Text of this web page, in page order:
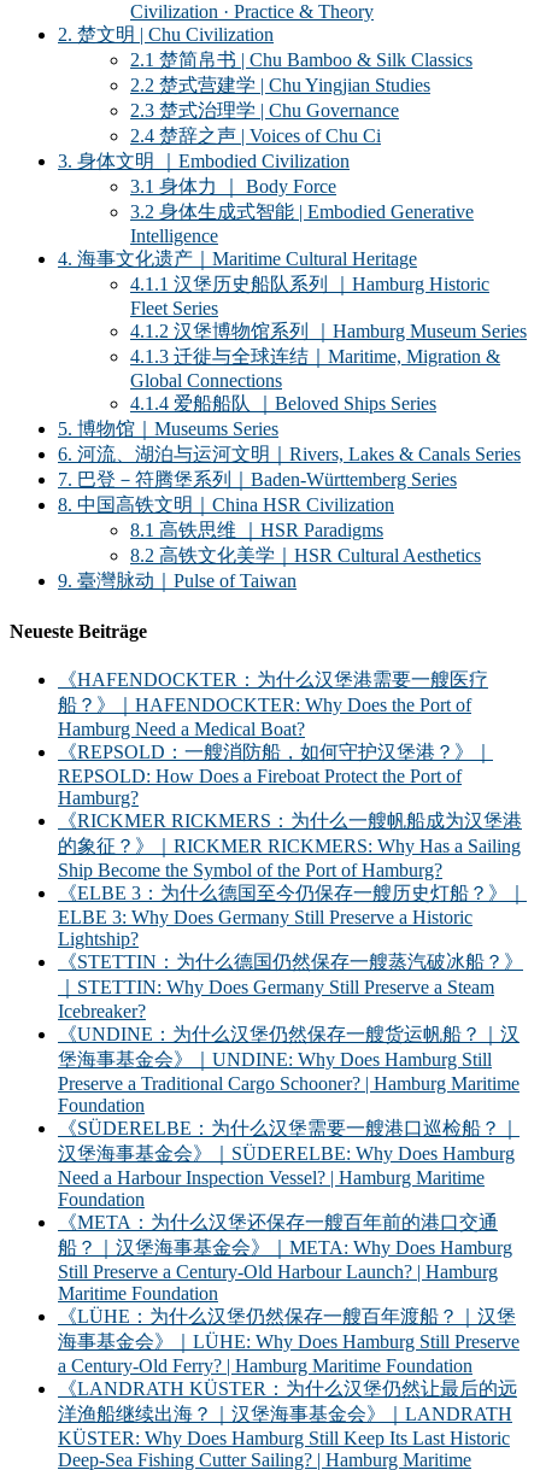
Civilization · Practice & Theory
2. 楚文明 | Chu Civilization
2.1 楚简帛书 | Chu Bamboo & Silk Classics
2.2 楚式营建学 | Chu Yingjian Studies
2.3 楚式治理学 | Chu Governance
2.4 楚辞之声 | Voices of Chu Ci
3. 身体文明 ｜Embodied Civilization
3.1 身体力 ｜ Body Force
3.2 身体生成式智能 | Embodied Generative
Intelligence
4. 海事文化遗产｜Maritime Cultural Heritage
4.1.1 汉堡历史船队系列 ｜Hamburg Historic
Fleet Series
4.1.2 汉堡博物馆系列 ｜Hamburg Museum Series
4.1.3 迁徙与全球连结｜Maritime, Migration &
Global Connections
4.1.4 爱船船队 ｜Beloved Ships Series
5. 博物馆｜Museums Series
6. 河流、湖泊与运河文明｜Rivers, Lakes & Canals Series
7. 巴登－符腾堡系列｜Baden-Württemberg Series
8. 中国高铁文明｜China HSR Civilization
8.1 高铁思维 ｜HSR Paradigms
8.2 高铁文化美学｜HSR Cultural Aesthetics
9. 臺灣脉动｜Pulse of Taiwan
Neueste Beiträge
《HAFENDOCKTER：为什么汉堡港需要一艘医疗
船？》｜HAFENDOCKTER: Why Does the Port of
Hamburg Need a Medical Boat?
《REPSOLD：一艘消防船，如何守护汉堡港？》｜
REPSOLD: How Does a Fireboat Protect the Port of
Hamburg?
《RICKMER RICKMERS：为什么一艘帆船成为汉堡港
的象征？》｜RICKMER RICKMERS: Why Has a Sailing
Ship Become the Symbol of the Port of Hamburg?
《ELBE 3：为什么德国至今仍保存一艘历史灯船？》｜
ELBE 3: Why Does Germany Still Preserve a Historic
Lightship?
《STETTIN：为什么德国仍然保存一艘蒸汽破冰船？》
｜STETTIN: Why Does Germany Still Preserve a Steam
Icebreaker?
《UNDINE：为什么汉堡仍然保存一艘货运帆船？｜汉
堡海事基金会》｜UNDINE: Why Does Hamburg Still
Preserve a Traditional Cargo Schooner? | Hamburg Maritime
Foundation
《SÜDERELBE：为什么汉堡需要一艘港口巡检船？｜
汉堡海事基金会》｜SÜDERELBE: Why Does Hamburg
Need a Harbour Inspection Vessel? | Hamburg Maritime
Foundation
《META：为什么汉堡还保存一艘百年前的港口交通
船？｜汉堡海事基金会》｜META: Why Does Hamburg
Still Preserve a Century-Old Harbour Launch? | Hamburg
Maritime Foundation
《LÜHE：为什么汉堡仍然保存一艘百年渡船？｜汉堡
海事基金会》｜LÜHE: Why Does Hamburg Still Preserve
a Century-Old Ferry? | Hamburg Maritime Foundation
《LANDRATH KÜSTER：为什么汉堡仍然让最后的远
洋渔船继续出海？｜汉堡海事基金会》｜LANDRATH
KÜSTER: Why Does Hamburg Still Keep Its Last Historic
Deep-Sea Fishing Cutter Sailing? | Hamburg Maritime